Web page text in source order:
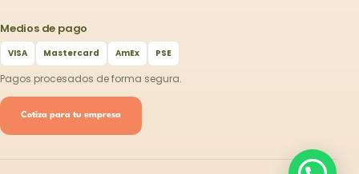
Medios de pago
VISA Mastercard AmEx PSE
Pagos procesados de forma segura.
Cotiza para tu empresa